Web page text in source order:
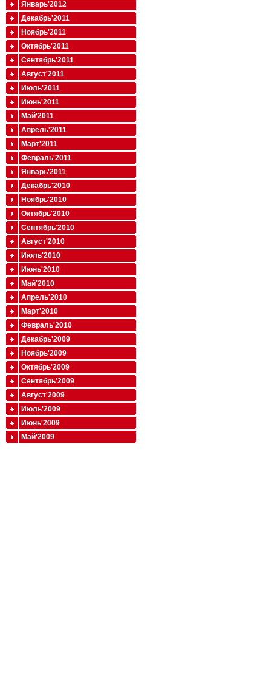
Январь'2012
Декабрь'2011
Ноябрь'2011
Октябрь'2011
Сентябрь'2011
Август'2011
Июль'2011
Июнь'2011
Май'2011
Апрель'2011
Март'2011
Февраль'2011
Январь'2011
Декабрь'2010
Ноябрь'2010
Октябрь'2010
Сентябрь'2010
Август'2010
Июль'2010
Июнь'2010
Май'2010
Апрель'2010
Март'2010
Февраль'2010
Декабрь'2009
Ноябрь'2009
Октябрь'2009
Сентябрь'2009
Август'2009
Июль'2009
Июнь'2009
Май'2009